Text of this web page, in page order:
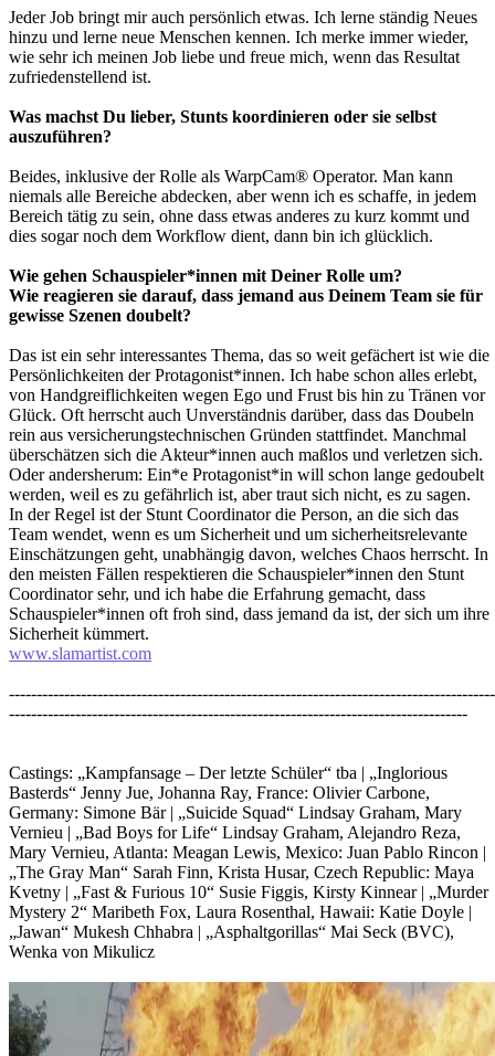
Jeder Job bringt mir auch persönlich etwas. Ich lerne ständig Neues
hinzu und lerne neue Menschen kennen. Ich merke immer wieder,
wie sehr ich meinen Job liebe und freue mich, wenn das Resultat
zufriedenstellend ist.
Was machst Du lieber, Stunts koordinieren oder sie selbst
auszuführen?
Beides, inklusive der Rolle als WarpCam® Operator. Man kann
niemals alle Bereiche abdecken, aber wenn ich es schaffe, in jedem
Bereich tätig zu sein, ohne dass etwas anderes zu kurz kommt und
dies sogar noch dem Workflow dient, dann bin ich glücklich.
Wie gehen Schauspieler*innen mit Deiner Rolle um?
Wie reagieren sie darauf, dass jemand aus Deinem Team sie für
gewisse Szenen doubelt?
Das ist ein sehr interessantes Thema, das so weit gefächert ist wie die
Persönlichkeiten der Protagonist*innen. Ich habe schon alles erlebt,
von Handgreiflichkeiten wegen Ego und Frust bis hin zu Tränen vor
Glück. Oft herrscht auch Unverständnis darüber, dass das Doubeln
rein aus versicherungstechnischen Gründen stattfindet. Manchmal
überschätzen sich die Akteur*innen auch maßlos und verletzen sich.
Oder andersherum: Ein*e Protagonist*in will schon lange gedoubelt
werden, weil es zu gefährlich ist, aber traut sich nicht, es zu sagen.
In der Regel ist der Stunt Coordinator die Person, an die sich das
Team wendet, wenn es um Sicherheit und um sicherheitsrelevante
Einschätzungen geht, unabhängig davon, welches Chaos herrscht. In
den meisten Fällen respektieren die Schauspieler*innen den Stunt
Coordinator sehr, und ich habe die Erfahrung gemacht, dass
Schauspieler*innen oft froh sind, dass jemand da ist, der sich um ihre
Sicherheit kümmert.
www.slamartist.com
----------------------------------------------------------------------------------------
-----------------------------------------------------------------------------------
Castings: „Kampfansage – Der letzte Schüler“ tba | „Inglorious
Basterds“ Jenny Jue, Johanna Ray, France: Olivier Carbone,
Germany: Simone Bär | „Suicide Squad“ Lindsay Graham, Mary
Vernieu | „Bad Boys for Life“ Lindsay Graham, Alejandro Reza,
Mary Vernieu, Atlanta: Meagan Lewis, Mexico: Juan Pablo Rincon |
„The Gray Man“ Sarah Finn, Krista Husar, Czech Republic: Maya
Kvetny | „Fast & Furious 10“ Susie Figgis, Kirsty Kinnear | „Murder
Mystery 2“ Maribeth Fox, Laura Rosenthal, Hawaii: Katie Doyle |
„Jawan“ Mukesh Chhabra | „Asphaltgorillas“ Mai Seck (BVC),
Wenka von Mikulicz